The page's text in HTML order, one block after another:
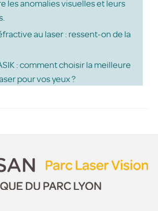
les anomalies visuelles et leurs
au laser : ressent-on de la
: comment choisir la meilleure
pour vos yeux ?